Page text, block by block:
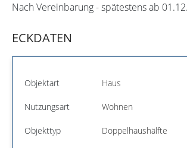
Nach Vereinbarung - spätestens ab
ECKDATEN
Objektart Haus
Nutzungsart Wohnen
Objekttyp Doppelhaushälfte